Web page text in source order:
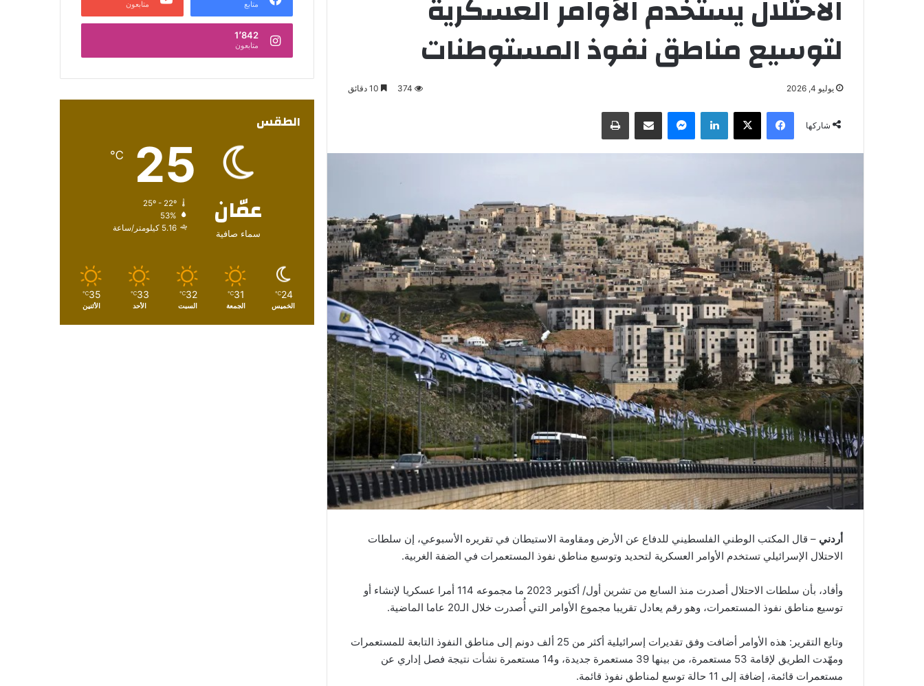
الاحتلال يستخدم الأوامر العسكرية
لتوسيع مناطق نفوذ المستوطنات
يوليو 4, 2026 374
شاركها
فيسبوك لينكدإن
أردني – قال المكتب الوطني الفلسطيني للدفاع عن الأرض ومقاومة الاستيطان في تقريره الأسبوعي، إن سلطات
الاحتلال الإسرائيلي تستخدم الأوامر العسكرية لتحديد وتوسيع مناطق نفوذ المستعمرات في الضفة الغربية.
وأفاد، بأن سلطات الاحتلال أصدرت منذ السابع من تشرين أول/ أكتوبر 2023 ما مجموعه 114 أمرا عسكريا لإنشاء أو
توسيع مناطق نفوذ المستعمرات، وهو رقم يعادل تقريبا مجموع الأوامر التي أُصدرت خلال الـ20 عاما الماضية.
وتابع التقرير: هذه الأوامر أضافت وفق تقديرات إسرائيلية أكثر من 25 ألف دونم إلى مناطق النفوذ التابعة للمستعمرات
ومهّدت الطريق لإقامة 53 مستعمرة، من بينها 39 مستعمرة جديدة، و14 مستعمرة نشأت نتيجة فصل إداري عن
مستعمرات قائمة، إضافة إلى 11 حالة توسع لمناطق نفوذ قائمة.
متابع متابعون
1٬842
متابعون
الطقس
عمّان
سماء صافية
25
℃
25º - 22º
53%
5.16 كيلومتر/ساعة
24
℃
الخميس
31
℃
الجمعة
32
℃
السبت
33
℃
الأحد
35
℃
الأثنين